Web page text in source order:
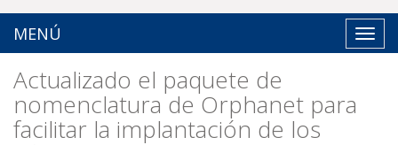
MENÚ
Actualizado el paquete de
nomenclatura de Orphanet para
facilitar la implantación de los